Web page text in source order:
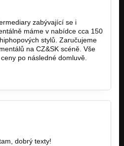
zabývající se i
máme v nabídce cca 150
stylů. Zaručujeme
na CZ&SK scéně. Vše
po následné domluvě.
dobrý texty!